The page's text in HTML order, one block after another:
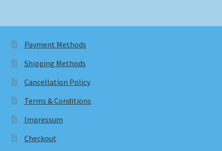
Payment Methods
Shipping Methods
Cancellation Policy
Terms & Conditions
Impressum
Checkout